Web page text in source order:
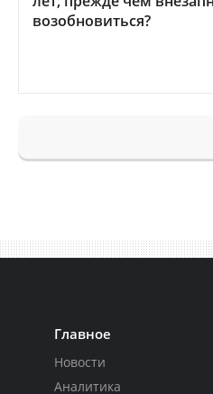
возобновиться?
Главное
Новости
Аналитика